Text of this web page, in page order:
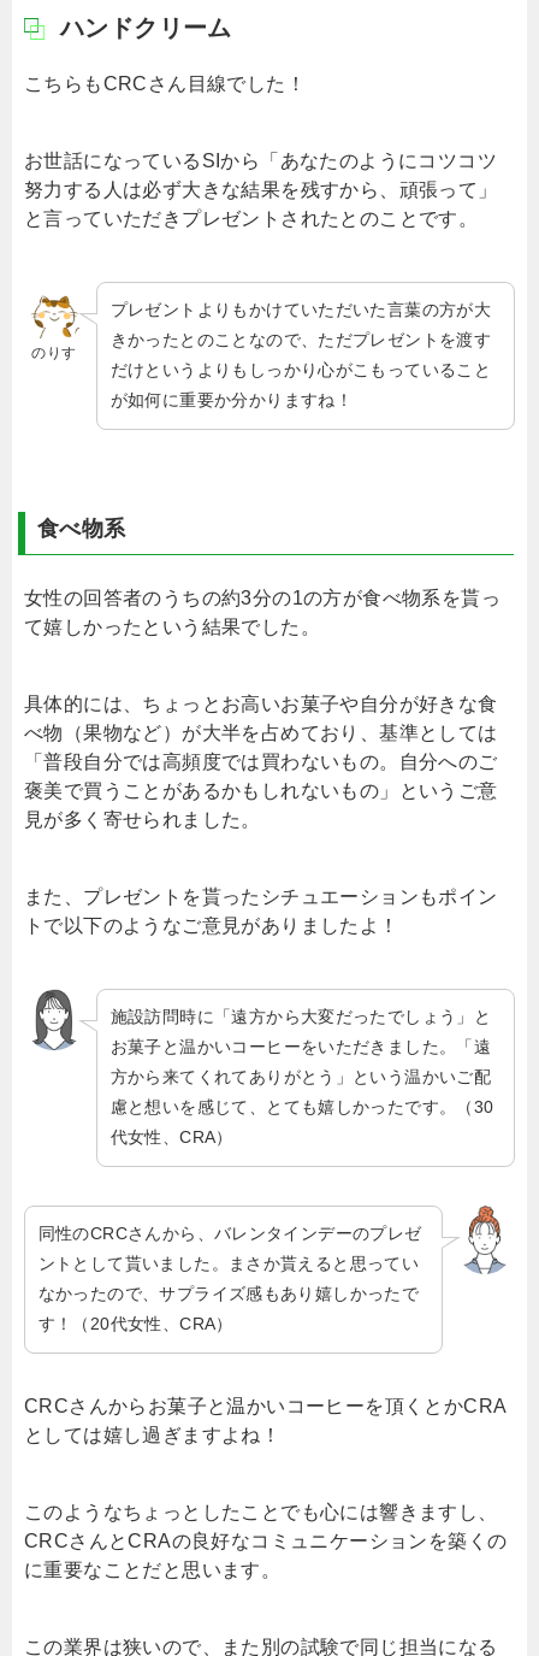
ハンドクリーム
こちらもCRCさん目線でした！
お世話になっているSIから「あなたのようにコツコツ
努力する人は必ず大きな結果を残すから、頑張って」
と言っていただきプレゼントされたとのことです。
のりす
プレゼントよりもかけていただいた言葉の方が大
きかったとのことなので、ただプレゼントを渡す
だけというよりもしっかり心がこもっていること
が如何に重要か分かりますね！
食べ物系
女性の回答者のうちの約3分の1の方が食べ物系を貰っ
て嬉しかったという結果でした。
具体的には、ちょっとお高いお菓子や自分が好きな食
べ物（果物など）が大半を占めており、基準としては
「普段自分では高頻度では買わないもの。自分へのご
褒美で買うことがあるかもしれないもの」というご意
見が多く寄せられました。
また、プレゼントを貰ったシチュエーションもポイン
トで以下のようなご意見がありましたよ！
施設訪問時に「遠方から大変だったでしょう」と
お菓子と温かいコーヒーをいただきました。「遠
方から来てくれてありがとう」という温かいご配
慮と想いを感じて、とても嬉しかったです。（30
代女性、CRA）
同性のCRCさんから、バレンタインデーのプレゼ
ントとして貰いました。まさか貰えると思ってい
なかったので、サプライズ感もあり嬉しかったで
す！（20代女性、CRA）
CRCさんからお菓子と温かいコーヒーを頂くとかCRA
としては嬉し過ぎますよね！
このようなちょっとしたことでも心には響きますし、
CRCさんとCRAの良好なコミュニケーションを築くの
に重要なことだと思います。
この業界は狭いので、また別の試験で同じ担当になる